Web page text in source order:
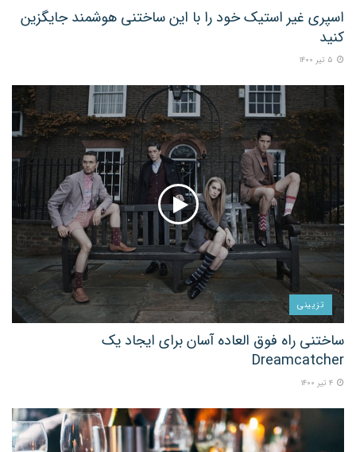
اسپری غیر استیک خود را با این ساختنی هوشمند جایگزین
کنید
تزیینی
ساختنی راه فوق العاده آسان برای ایجاد یک
Dreamcatcher